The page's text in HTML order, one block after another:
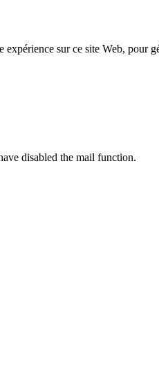
sur ce site Web, pour
disabled the mail function.